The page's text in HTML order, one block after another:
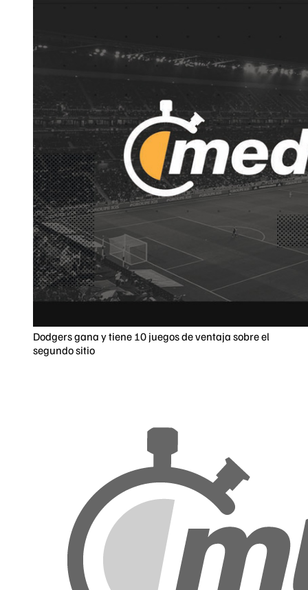
Dodgers gana y tiene 10 juegos de ventaja sobre el
segundo sitio